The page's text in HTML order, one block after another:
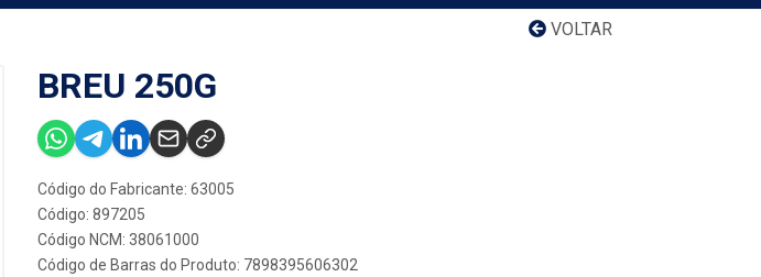
VOLTAR
BREU 250G
Código do Fabricante: 63005
Código: 897205
Código NCM: 38061000
Código de Barras do Produto: 7898395606302